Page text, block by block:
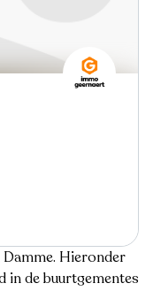
Damme. Hieronder
in de buurtgementes